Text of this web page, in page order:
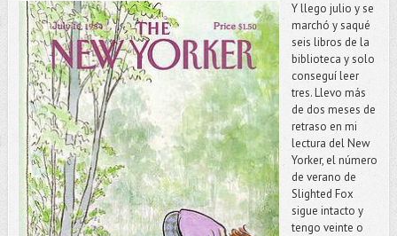
Y llego julio y se
marchó y saqué
seis libros de la
biblioteca y solo
conseguí leer
tres. Llevo más
de dos meses de
retraso en mi
lectura del New
Yorker, el número
de verano de
Slighted Fox
sigue intacto y
tengo veinte o